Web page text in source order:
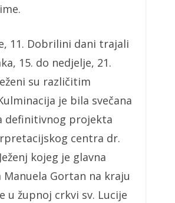
11. Dobrilini dani trajali
15. do nedjelje, 21.
su različitim
je bila svečana
definitivnog projekta
centra dr.
kojeg je glavna
Gortan na kraju
u župnoj crkvi sv. Lucije